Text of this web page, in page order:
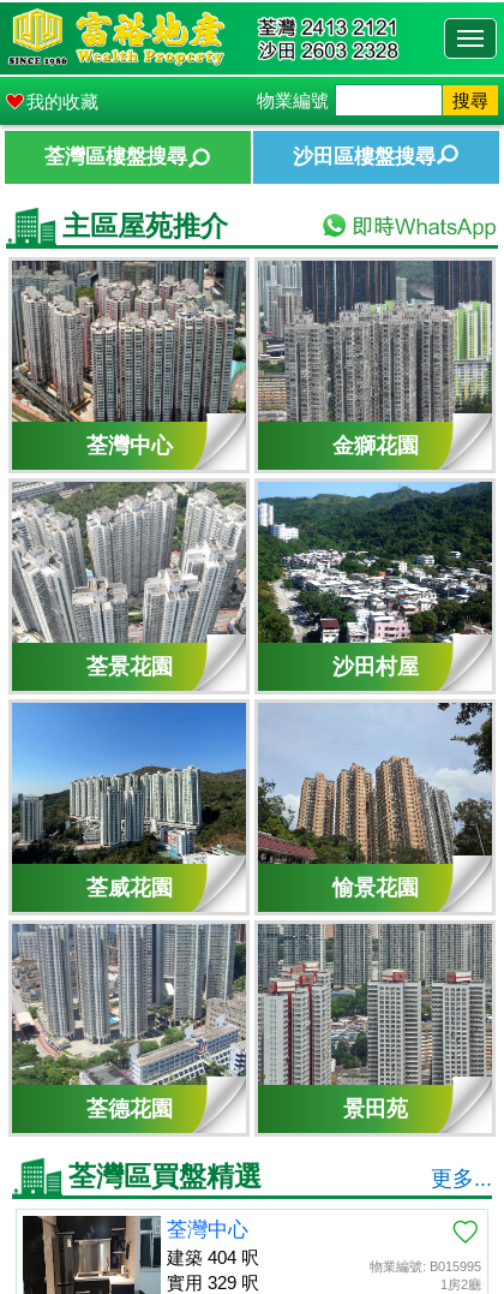
我的收藏 物業編號 搜尋
荃灣區樓盤搜尋 沙田區樓盤搜尋
主區屋苑推介
荃灣中心
荃景花園
荃威花園
荃德花園
金獅花園
沙田村屋
愉景花園
景田苑
荃灣區買盤精選 更多...
物業編號: B015995
1房2廳
荃灣中心
建築 404 呎
實用 329 呎